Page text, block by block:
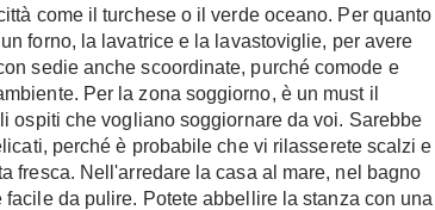
come il turchese o il verde oceano. Per quanto
forno, la lavatrice e la lavastoviglie, per avere
sedie anche scoordinate, purché comode e
Per la zona soggiorno, è un must il
ospiti che vogliano soggiornare da voi. Sarebbe
perché è probabile che vi rilasserete scalzi e
fresca. Nell'arredare la casa al mare, nel bagno
da pulire. Potete abbellire la stanza con una